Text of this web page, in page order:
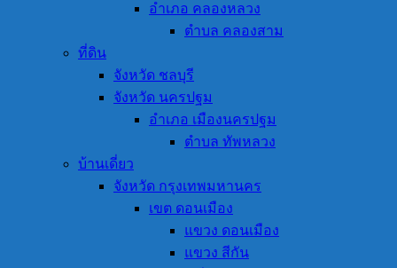
อำเภอ คลองหลวง
ตำบล คลองสาม
ที่ดิน
จังหวัด ชลบุรี
จังหวัด นครปฐม
อำเภอ เมืองนครปฐม
ตำบล ทัพหลวง
บ้านเดี่ยว
จังหวัด กรุงเทพมหานคร
เขต ดอนเมือง
แขวง ดอนเมือง
แขวง สีกัน